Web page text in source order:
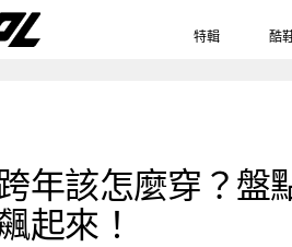
特輯 酷
年該怎麼穿？盤
起來！